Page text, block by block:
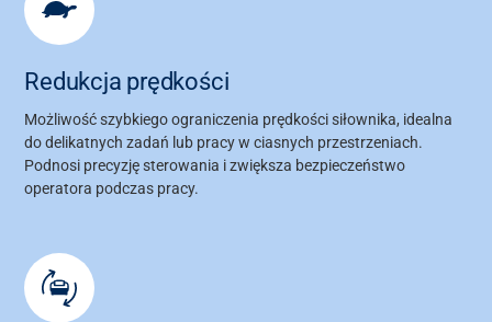
Bank mediów
Redukcja prędkości
Możliwość szybkiego ograniczenia prędkości siłownika, idealna
do delikatnych zadań lub pracy w ciasnych przestrzeniach.
Podnosi precyzję sterowania i zwiększa bezpieczeństwo
operatora podczas pracy.